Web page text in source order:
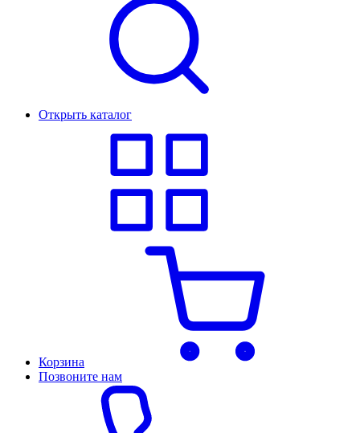
Открыть каталог
Корзина
Позвоните нам